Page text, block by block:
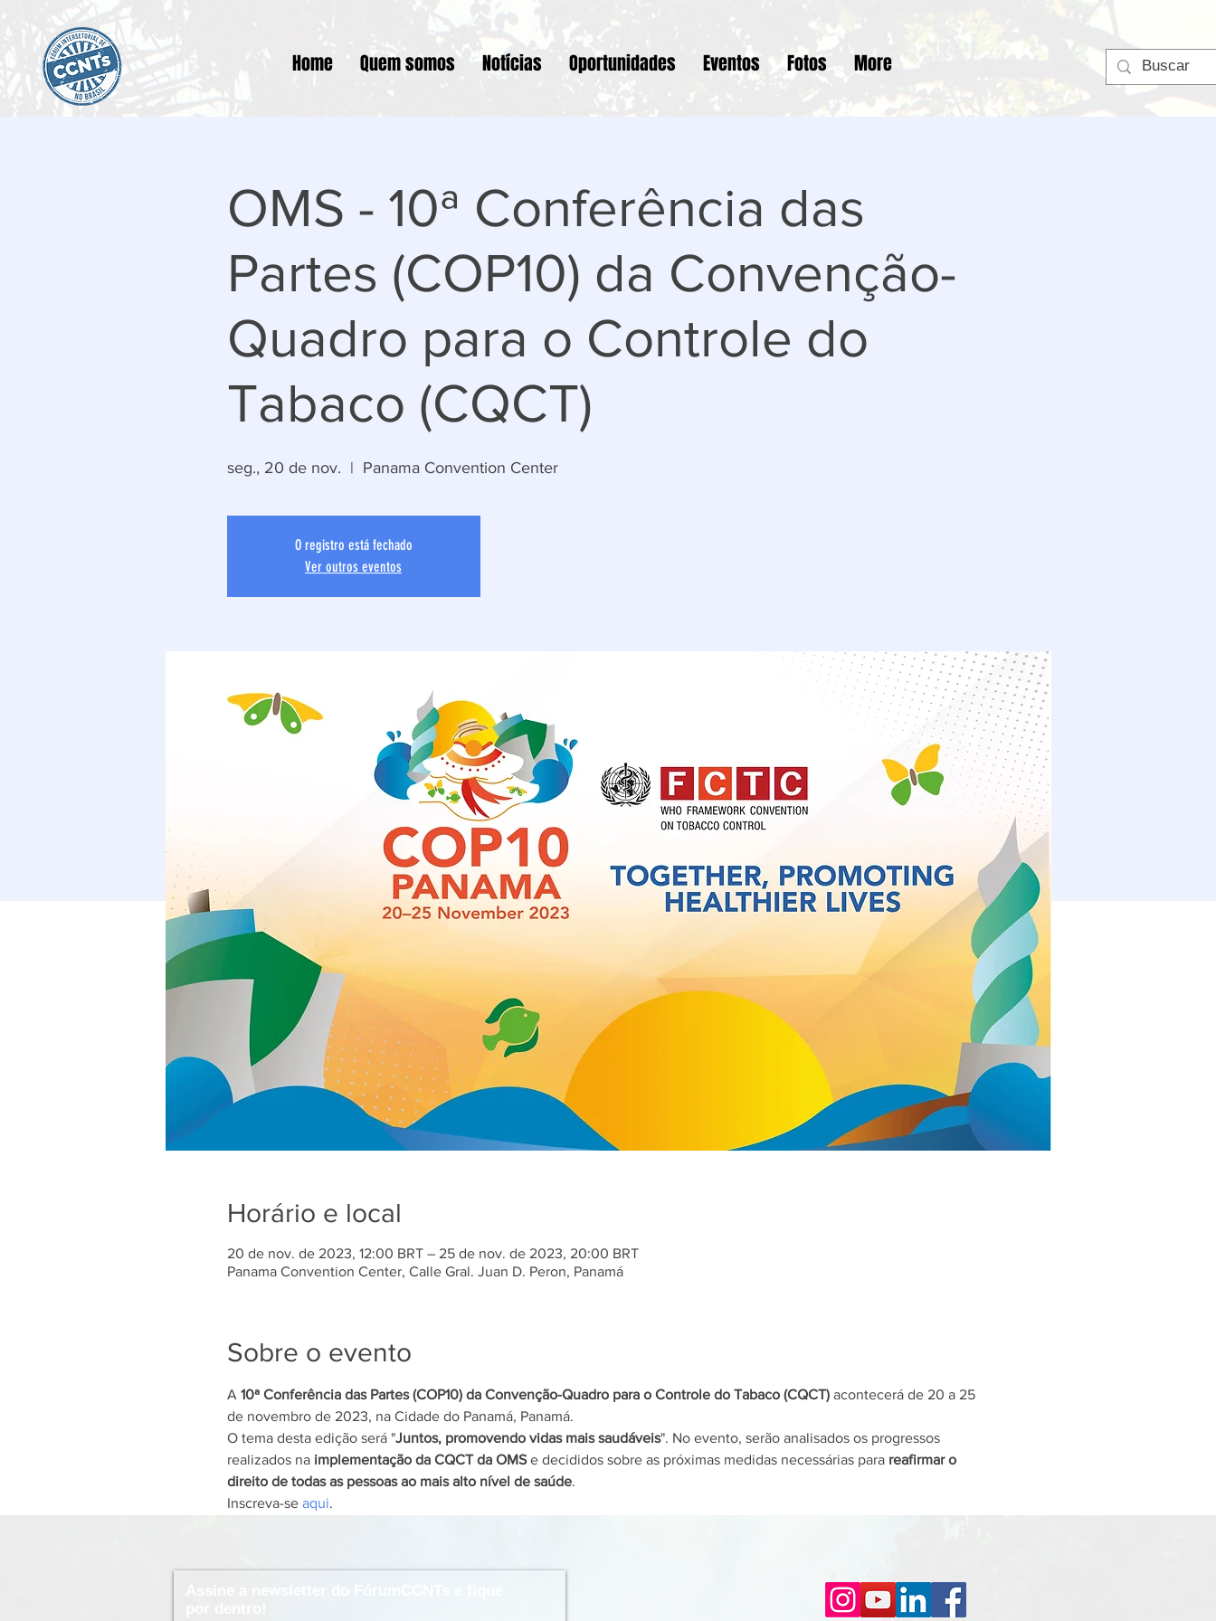
Home Quem somos Notícias Oportunidades Eventos Fotos More
OMS - 10ª Conferência das
Partes (COP10) da Convenção-
Quadro para o Controle do
Tabaco (CQCT)
seg., 20 de nov.
  |
Panama Convention Center
O registro está fechado
Ver outros eventos
Horário e local
20 de nov. de 2023, 12:00 BRT – 25 de nov. de 2023, 20:00 BRT
Panama Convention Center, Calle Gral. Juan D. Peron, Panamá
Sobre o evento
A 10ª Conferência das Partes (COP10) da Convenção-Quadro para o Controle do Tabaco (CQCT) acontecerá de 20 a 25
de novembro de 2023, na Cidade do Panamá, Panamá.
O tema desta edição será "Juntos, promovendo vidas mais saudáveis". No evento, serão analisados os progressos
realizados na implementação da CQCT da OMS e decididos sobre as próximas medidas necessárias para reafirmar o
direito de todas as pessoas ao mais alto nível de saúde.
Inscreva-se aqui.